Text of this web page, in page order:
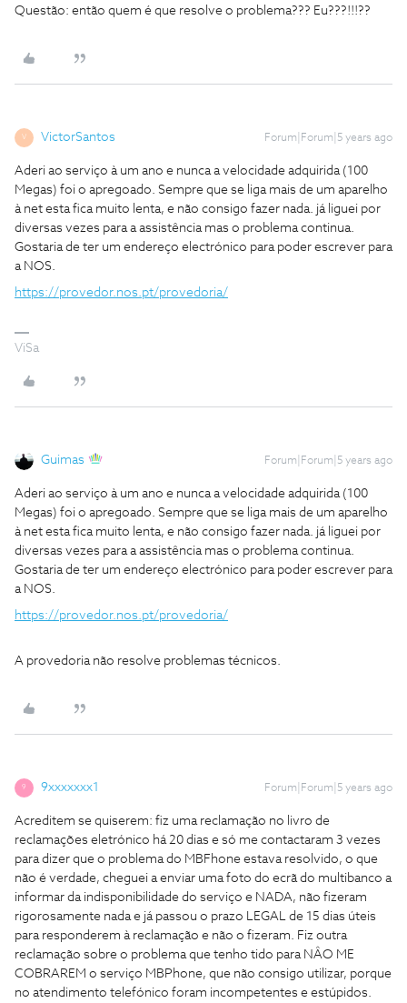
Questão: então quem é que resolve o problema??? Eu???!!!??
V VictorSantos Forum|Forum|5 years ago
Aderi ao serviço à um ano e nunca a velocidade adquirida (100
Megas) foi o apregoado. Sempre que se liga mais de um aparelho
à net esta fica muito lenta, e não consigo fazer nada. já liguei por
diversas vezes para a assistência mas o problema continua.
Gostaria de ter um endereço electrónico para poder escrever para
a NOS.
https://provedor.nos.pt/provedoria/
ViSa
Guimas Forum|Forum|5 years ago
Aderi ao serviço à um ano e nunca a velocidade adquirida (100
Megas) foi o apregoado. Sempre que se liga mais de um aparelho
à net esta fica muito lenta, e não consigo fazer nada. já liguei por
diversas vezes para a assistência mas o problema continua.
Gostaria de ter um endereço electrónico para poder escrever para
a NOS.
https://provedor.nos.pt/provedoria/
A provedoria não resolve problemas técnicos.
9 9xxxxxxx1 Forum|Forum|5 years ago
Acreditem se quiserem: fiz uma reclamação no livro de
reclamações eletrónico há 20 dias e só me contactaram 3 vezes
para dizer que o problema do MBFhone estava resolvido, o que
não é verdade, cheguei a enviar uma foto do ecrã do multibanco a
informar da indisponibilidade do serviço e NADA, não fizeram
rigorosamente nada e já passou o prazo LEGAL de 15 dias úteis
para responderem à reclamação e não o fizeram. Fiz outra
reclamação sobre o problema que tenho tido para NÂO ME
COBRAREM o serviço MBPhone, que não consigo utilizar, porque
no atendimento telefónico foram incompetentes e estúpidos.